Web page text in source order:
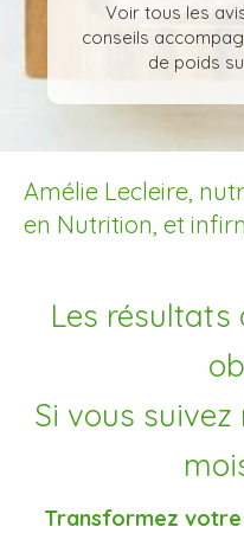
Voir tous les
conseils
de poids
Amélie Lecleire,
en Nutrition, et
Les résultats
Si vous
Transformez